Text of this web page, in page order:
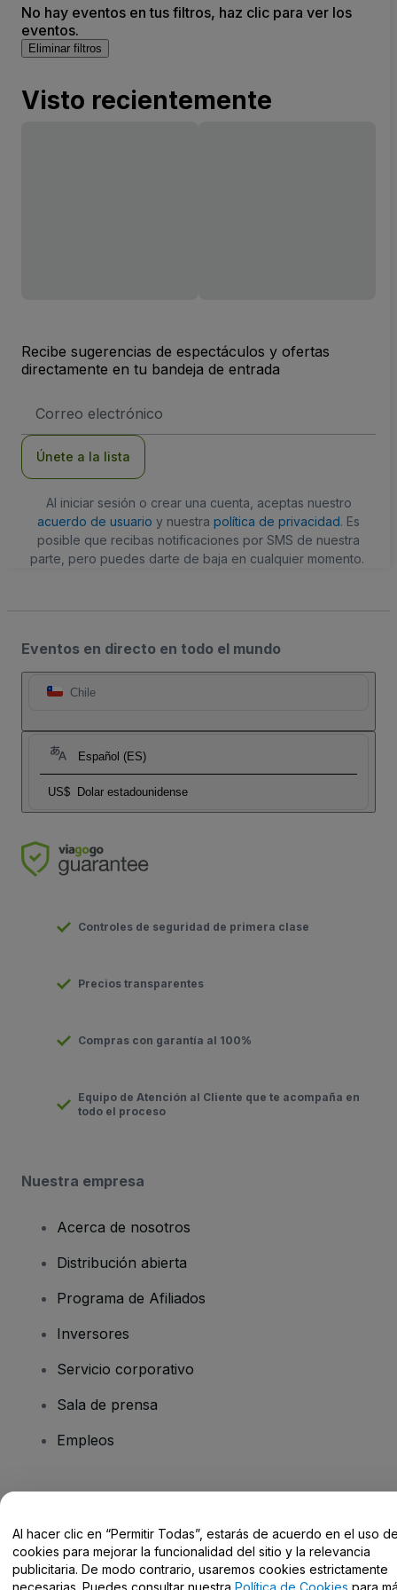
No hay eventos en tus filtros, haz clic para ver los
eventos.
Eliminar filtros
Visto recientemente
Recibe sugerencias de espectáculos y ofertas
directamente en tu bandeja de entrada
de
Únete a la lista
Al iniciar sesión o crear una cuenta, aceptas nuestro
acuerdo de usuario y nuestra política de privacidad. Es
posible que recibas notificaciones por SMS de nuestra
parte, pero puedes darte de baja en cualquier momento.
Eventos en directo en todo el mundo
Chile
Español (ES)
US$ Dolar estadounidense
Controles de seguridad de primera clase
Precios transparentes
Compras con garantía al 100%
Equipo de Atención al Cliente que te acompaña en
todo el proceso
Nuestra empresa
Acerca de nosotros
Distribución abierta
Programa de Afiliados
Inversores
Servicio corporativo
Sala de prensa
Empleos
Centro de Ayuda / Contacto
Al hacer clic en “Permitir Todas”, estarás de acuerdo en el uso
cookies para mejorar la funcionalidad del sitio y la relevancia
publicitaria. De modo contrario, usaremos cookies estrictamente
necesarias. Puedes consultar nuestra Política de Cookies para